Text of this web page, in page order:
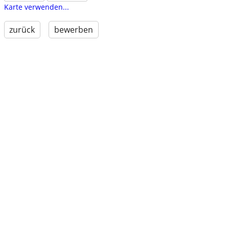
Karte verwenden...
zurück bewerben